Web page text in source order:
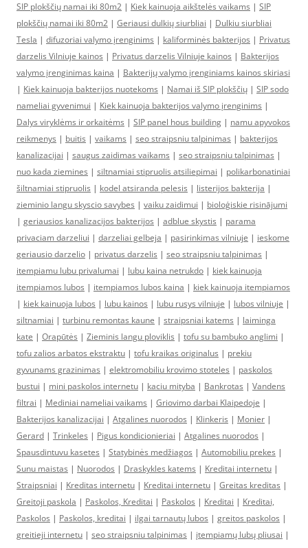
SIP plokščių namai iki 80m2 | Kiek kainuoja aikštelės vaikams | SIP
plokščių namai iki 80m2 | Geriausi dulkių siurbliai | Dulkiu siurbliai
Tesla | difuzoriai valymo įrenginims | kaliforminės bakterijos | Privatus
darzelis Vilniuje kainos | Privatus darzelis Vilniuje kainos | Bakterijos
valymo įrenginimas kaina | Bakterijų valymo įrenginiams kainos skiriasi
| Kiek kainuoja bakterijos nuotekoms | Namai iš SIP plokščių | SIP sodo
nameliai gyvenimui | Kiek kainuoja bakterijos valymo įrenginims |
Dalys viryklėms ir orkaitėms | SIP panel hous building | namu apyvokos
reikmenys | buitis | vaikams | seo straipsniu talpinimas | bakterijos
kanalizacijai | saugus zaidimas vaikams | seo straipsniu talpinimas |
nuo kada ziemines | siltnamiai stipruolis atsiliepimai | polikarbonatiniai
šiltnamiai stipruolis | kodel atsiranda pelesis | listerijos bakterija |
zieminio langu skyscio savybes | vaiku zaidimui | bioloģiskie risinājumi
| geriausios kanalizacijos bakterijos | adblue skystis | parama
privaciam darzeliui | darzeliai gelbeja | pasirinkimas vilniuje | ieskome
geriausio darzelio | privatus darzelis | seo straipsniu talpinimas |
itempiamu lubu privalumai | lubu kaina netrukdo | kiek kainuoja
itempiamos lubos | itempiamos lubos kaina | kiek kainuoja itempiamos
| kiek kainuoja lubos | lubu kainos | lubu rusys vilniuje | lubos vilniuje |
siltnamiai | turbinu remontas kaune | straipsniai katems | laiminga
kate | Orapūtės | Zieminis langu ploviklis | tofu su bambuko anglimi |
tofu zalios arbatos ekstraktu | tofu kraikas originalus | prekiu
gyvunams grazinimas | elektromobiliu krovimo stoteles | paskolos
bustui | mini paskolos internetu | kaciu mityba | Bankrotas | Vandens
filtrai | Mediniai nameliai vaikams | Griovimo darbai Klaipedoje |
Bakterijos kanalizacijai | Atgalines nuorodos | Klinkeris | Monier |
Gerard | Trinkeles | Pigus kondicionieriai | Atgalines nuorodos |
Spausdintuvu kasetes | Statybinės medžiagos | Automobiliu prekes |
Sunu maistas | Nuorodos | Draskykles katems | Kreditai internetu |
Straipsniai | Kreditas internetu | Kreditai internetu | Greitas kreditas |
Greitoji paskola | Paskolos, Kreditai | Paskolos | Kreditai | Kreditai,
Paskolos | Paskolos, kreditai | ilgai tarnautų lubos | greitos paskolos |
greitieji internetu | seo straipsniu talpinimas | įtempiamų lubų pliusai |